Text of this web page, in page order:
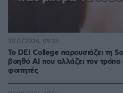
Το DEI College παρουσιάζει τη
βοηθό AI που αλλάζει τον τρόπο
φοιτητές
30.07.2026, 09:33